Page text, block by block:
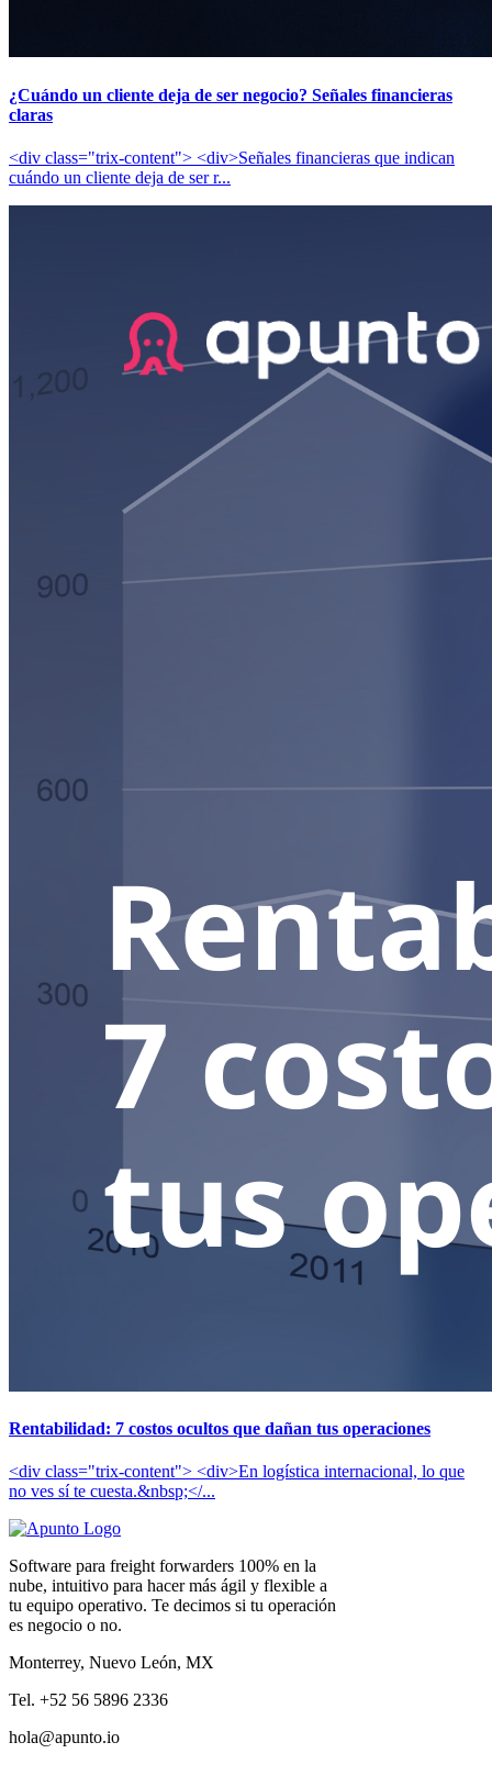
¿Cuándo un cliente deja de ser negocio? Señales financieras
claras
<div class="trix-content"> <div>Señales financieras que indican
cuándo un cliente deja de ser r...
Rentabilidad: 7 costos ocultos que dañan tus operaciones
<div class="trix-content"> <div>En logística internacional, lo que
no ves sí te cuesta.&nbsp;</...
Software para freight forwarders 100% en la
nube, intuitivo para hacer más ágil y flexible a
tu equipo operativo. Te decimos si tu operación
es negocio o no.
Monterrey, Nuevo León, MX
Tel. +52 56 5896 2336
hola@apunto.io